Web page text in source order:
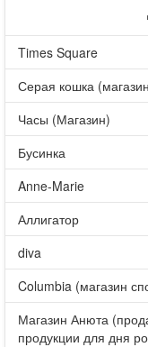
Times Square
Серая кошка
Часы (Магазин)
Бусинка
Anne-Marie
Аллигатор
diva
Columbia (магазин
Магазин Анюта
продукции для дня